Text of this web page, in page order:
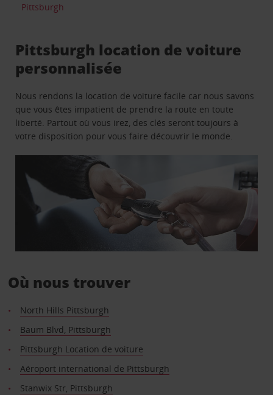
Pittsburgh
Pittsburgh location de voiture
personnalisée
Nous rendons la location de voiture facile car nous savons
que vous êtes impatient de prendre la route en toute
liberté. Partout où vous irez, des clés seront toujours à
votre disposition pour vous faire découvrir le monde.
Où nous trouver
North Hills Pittsburgh
Baum Blvd, Pittsburgh
Pittsburgh Location de voiture
Aéroport international de Pittsburgh
Stanwix Str, Pittsburgh